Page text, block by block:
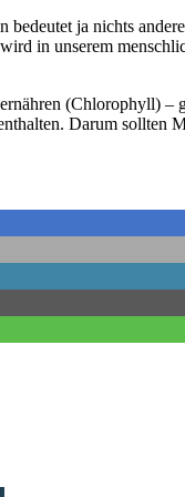
ja nichts
in unserem
(Chlorophyll) –
Darum sollten